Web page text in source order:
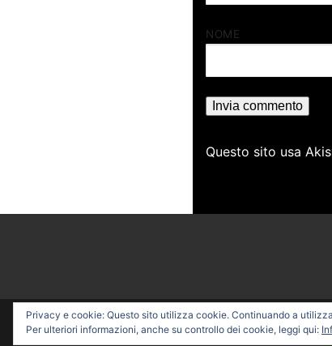
NOME
Questo sito usa
Copyright © 2026
Privacy e cookie: Questo sito utilizza cookie. Continuando a
Per ulteriori informazioni, anche su controllo dei cookie, leggi qui: